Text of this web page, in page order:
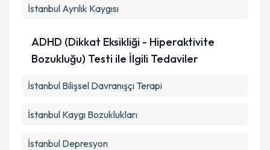
İstanbul Ayrılık Kaygısı
ADHD (Dikkat Eksikliği - Hiperaktivite
Bozukluğu) Testi ile İlgili Tedaviler
İstanbul Bilişsel Davranışçı Terapi
İstanbul Kaygı Bozuklukları
İstanbul Depresyon